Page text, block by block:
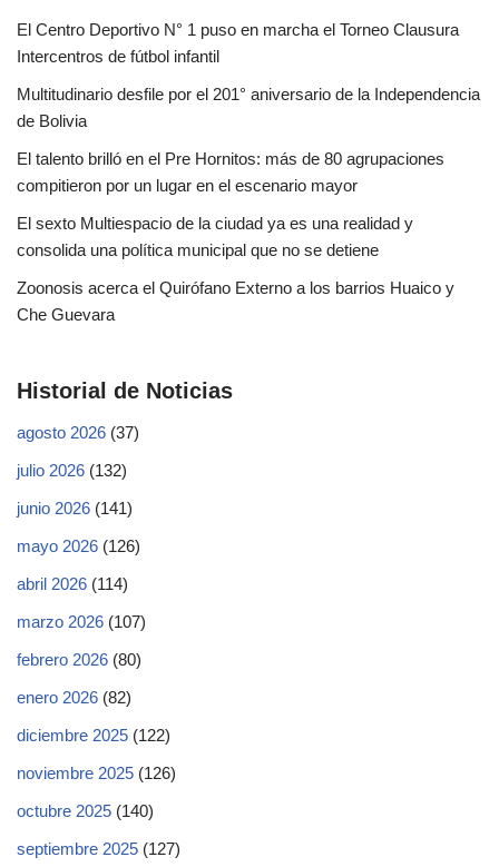
El Centro Deportivo N° 1 puso en marcha el Torneo Clausura
Intercentros de fútbol infantil
Multitudinario desfile por el 201° aniversario de la Independencia
de Bolivia
El talento brilló en el Pre Hornitos: más de 80 agrupaciones
compitieron por un lugar en el escenario mayor
El sexto Multiespacio de la ciudad ya es una realidad y
consolida una política municipal que no se detiene
Zoonosis acerca el Quirófano Externo a los barrios Huaico y
Che Guevara
Historial de Noticias
agosto 2026 (37)
julio 2026 (132)
junio 2026 (141)
mayo 2026 (126)
abril 2026 (114)
marzo 2026 (107)
febrero 2026 (80)
enero 2026 (82)
diciembre 2025 (122)
noviembre 2025 (126)
octubre 2025 (140)
septiembre 2025 (127)